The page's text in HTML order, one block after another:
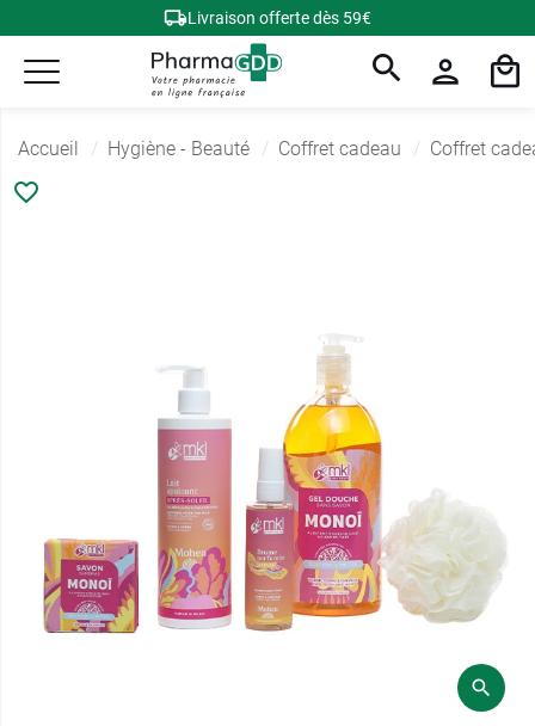
Livraison offerte dès 59€
Accueil Hygiène - Beauté Coffret cadeau Coffret